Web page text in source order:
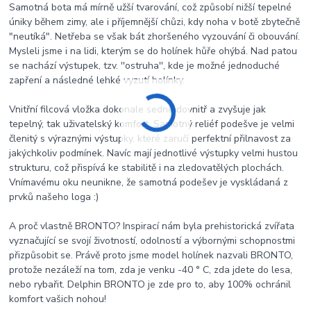
Samotná bota má mírně užší tvarování, což způsobí nižší tepelné
úniky během zimy, ale i příjemnější chůzi, kdy noha v botě zbytečně
"neutíká". Netřeba se však bát zhoršeného vyzouvání či obouvání.
Mysleli jsme i na lidi, kterým se do holínek hůře ohýbá. Nad patou
se nachází výstupek, tzv. ''ostruha'', kde je možné jednoduché
zapření a následné lehké vyzutí holínky.
Vnitřní filcová vložka dokonale sedne dovnitř a zvyšuje jak
tepelný, tak uživatelský komfort. Samotný reliéf podešve je velmi
členitý s výraznými výstupky, které zaručí perfektní přilnavost za
jakýchkoliv podmínek. Navíc mají jednotlivé výstupky velmi hustou
strukturu, což přispívá ke stabilitě i na zledovatělých plochách.
Vnímavému oku neunikne, že samotná podešev je vyskládaná z
prvků našeho loga :)
A proč vlastně BRONTO? Inspirací nám byla prehistorická zvířata
vyznačující se svojí životností, odolností a výbornými schopnostmi
přizpůsobit se. Právě proto jsme model holínek nazvali BRONTO,
protože nezáleží na tom, zda je venku -40 ° C, zda jdete do lesa,
nebo rybařit. Delphin BRONTO je zde pro to, aby 100% ochránil
komfort vašich nohou!